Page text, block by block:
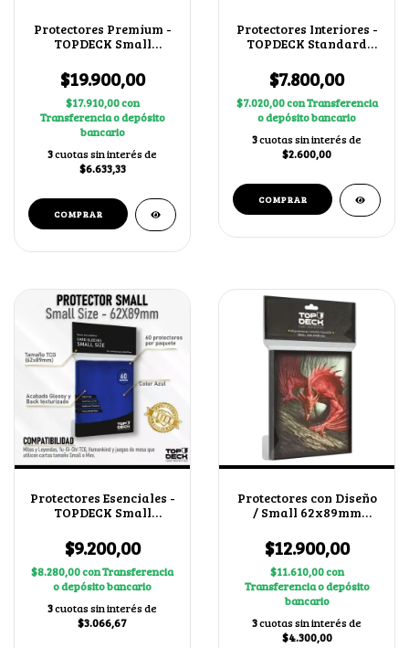
Protectores Premium -
TOPDECK Small
$19.900,00
$17.910,00con
Transferencia o depósito
bancario
3cuotas sin interés de
$6.633,33
Protectores Interiores -
TOPDECK Standard
$7.800,00
$7.020,00conTransferencia
o depósito bancario
3cuotas sin interés de
$2.600,00
Protectores Esenciales -
TOPDECK Small
$9.200,00
$8.280,00conTransferencia
o depósito bancario
3cuotas sin interés de
$3.066,67
Protectores con Diseño
/ Small 62x89mm
$12.900,00
$11.610,00con
Transferencia o depósito
bancario
3cuotas sin interés de
$4.300,00